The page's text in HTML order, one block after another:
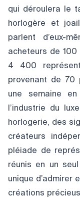
qui déroulera le
horlogère et
parlent d’eux-
acheteurs de
4 400
provenant de 70
une semaine
l’industrie du
horlogerie, des
créateurs
pléiade de
réunis en un
unique d’admirer
créations